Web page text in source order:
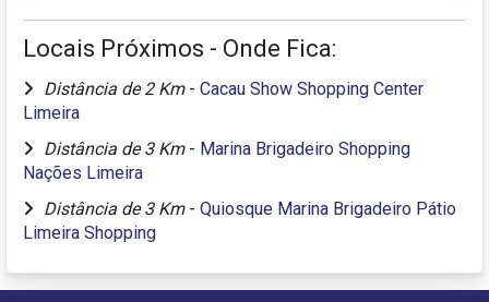
Locais Próximos - Onde Fica:
Distância de 2 Km - Cacau Show Shopping Center
Limeira
Distância de 3 Km - Marina Brigadeiro Shopping
Nações Limeira
Distância de 3 Km - Quiosque Marina Brigadeiro Pátio
Limeira Shopping